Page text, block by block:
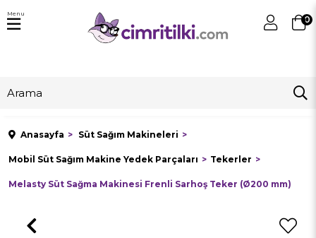
0
Menu
Anasayfa Süt Sağım Makineleri
Mobil Süt Sağım Makine Yedek Parçaları Tekerler
Melasty Süt Sağma Makinesi Frenli Sarhoş Teker (Ø200 mm)